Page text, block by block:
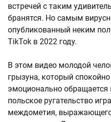
встречей с таким
бранятся. Но самым
опубликованный неким
TikTok в 2022 году.
В этом видео молодой
грызуна, который
эмоционально обращается
польское ругательство
междометия,